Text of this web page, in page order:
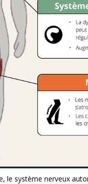
le système nerveux